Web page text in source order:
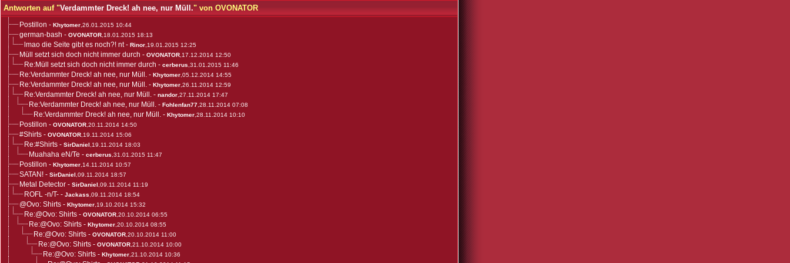
Antworten auf "Verdammter Dreck! ah nee, nur Müll." von OVONATOR
Postillon - Khytomer ,26.01.2015 10:44
german-bash - OVONATOR ,18.01.2015 18:13
lmao die Seite gibt es noch?! nt- Rinor ,19.01.2015 12:25
Müll setzt sich doch nicht immer durch - OVONATOR ,17.12.2014 12:50
Re:Müll setzt sich doch nicht immer durch - cerberus ,31.01.2015 11:46
Re:Verdammter Dreck! ah nee, nur Müll. - Khytomer ,05.12.2014 14:55
Re:Verdammter Dreck! ah nee, nur Müll. - Khytomer ,26.11.2014 12:59
Re:Verdammter Dreck! ah nee, nur Müll. - nandor ,27.11.2014 17:47
Re:Verdammter Dreck! ah nee, nur Müll. - Fohlenfan77 ,28.11.2014 07:08
Re:Verdammter Dreck! ah nee, nur Müll. - Khytomer ,28.11.2014 10:10
Postillon - OVONATOR ,20.11.2014 14:50
#Shirts - OVONATOR ,19.11.2014 15:06
Re:#Shirts - SirDaniel ,19.11.2014 18:03
Muahaha eN/Te - cerberus ,31.01.2015 11:47
Postillon - Khytomer ,14.11.2014 10:57
SATAN! - SirDaniel ,09.11.2014 18:57
Metal Detector - SirDaniel ,09.11.2014 11:19
ROFL -n/T- - Jackass ,09.11.2014 18:54
@Ovo: Shirts - Khytomer ,19.10.2014 15:32
Re:@Ovo: Shirts - OVONATOR ,20.10.2014 06:55
Re:@Ovo: Shirts - Khytomer ,20.10.2014 08:55
Re:@Ovo: Shirts - OVONATOR ,20.10.2014 11:00
Re:@Ovo: Shirts - OVONATOR ,21.10.2014 10:00
Re:@Ovo: Shirts - Khytomer ,21.10.2014 10:36